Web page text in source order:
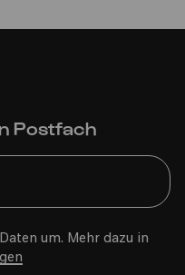
Postfach
um. Mehr dazu in